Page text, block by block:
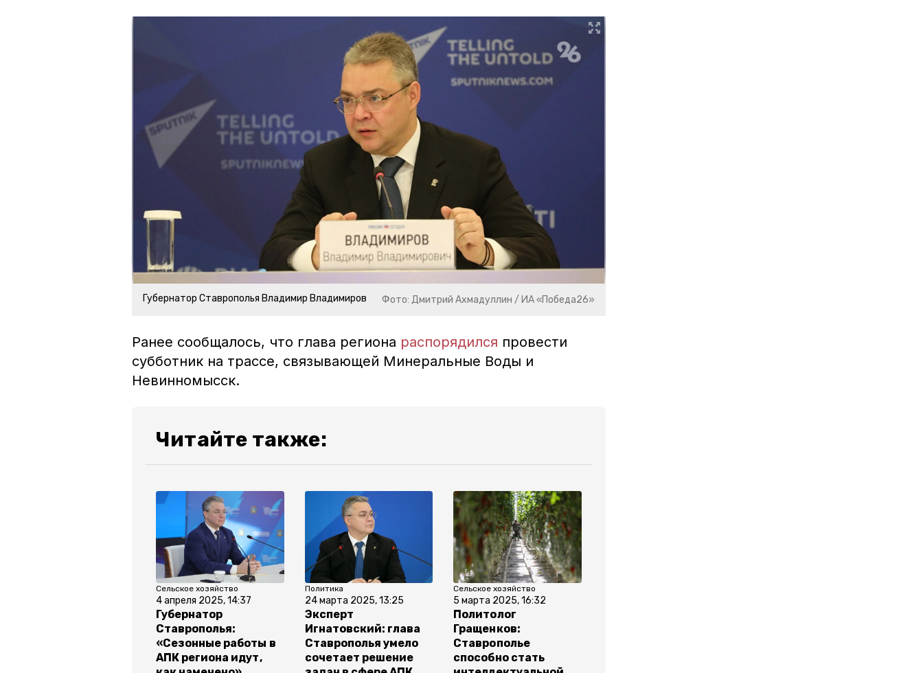
Губернатор Ставрополья Владимир Владимиров Фото: Дмитрий Ахмадуллин / ИА «Победа26»
Ранее сообщалось, что глава региона распорядился провести
субботник на трассе, связывающей Минеральные Воды и
Невинномысск.
Читайте также:
Сельское хозяйство
4 апреля 2025, 14:37
Губернатор
Ставрополья:
«Сезонные работы в
АПК региона идут,
Политика
24 марта 2025, 13:25
Эксперт
Игнатовский: глава
Ставрополья умело
сочетает решение
Сельское хозяйство
5 марта 2025, 16:32
Политолог
Гращенков:
Ставрополье
способно стать